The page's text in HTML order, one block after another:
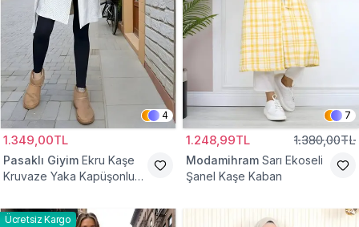
4
1.349,00TL
Pasaklı Giyim Ekru Kaşe
Kruvaze Yaka Kapüşonlu
7
1.248,99TL 1.380,00TL
Modamihram Sarı Ekoseli
Şanel Kaşe Kaban
Ücretsiz Kargo